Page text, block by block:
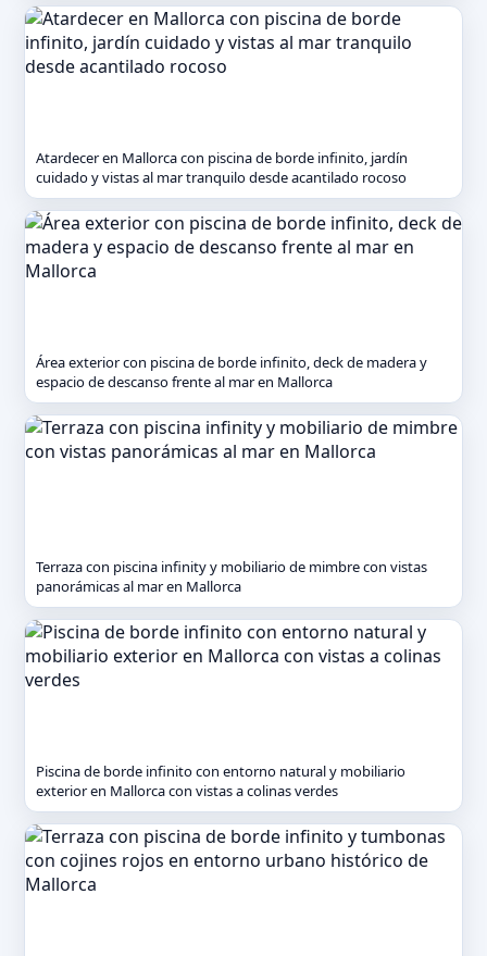
Atardecer en Mallorca con piscina de borde infinito, jardín
cuidado y vistas al mar tranquilo desde acantilado rocoso
Área exterior con piscina de borde infinito, deck de madera y
espacio de descanso frente al mar en Mallorca
Terraza con piscina infinity y mobiliario de mimbre con vistas
panorámicas al mar en Mallorca
Piscina de borde infinito con entorno natural y mobiliario
exterior en Mallorca con vistas a colinas verdes